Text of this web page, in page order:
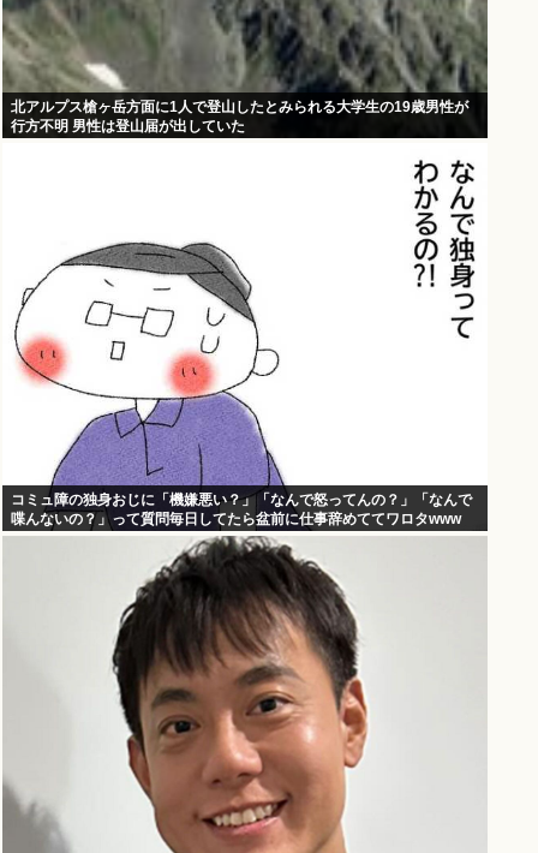
北アルプス槍ヶ岳方面に1人で登山したとみられる大学生の19歳男性が
行方不明 男性は登山届が出していた
コミュ障の独身おじに「機嫌悪い？」「なんで怒ってんの？」「なんで
喋んないの？」って質問毎日してたら盆前に仕事辞めててワロタwww